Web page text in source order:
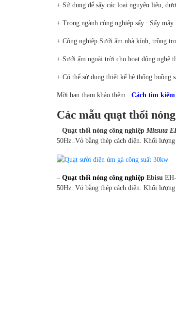
+ Sử dụng để sấy các loại nguyên liệu,
+ Trong ngành công nghiệp sấy : Sấy
+ Công nghiệp Sưởi ấm nhà kính, trồng
+ Sưởi ấm ngoài trời cho hoạt động nghệ
+ Có thể sử dụng thiết kế hệ thống buồng
Mời bạn tham khảo thêm : Cách tìm
Các mẫu quạt thổi
– Quạt thổi nóng công nghiệp Mitsuta
50Hz..Vỏ bằng thép cách điện. Khối
– Quạt thổi nóng công nghiệp Ebisu
50Hz. Vỏ bằng thép cách điện. Khối